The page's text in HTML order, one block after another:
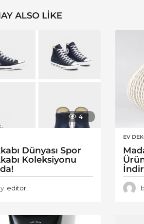
ALSO LIKE
4
Dünyası Spor
Koleksiyonu
editor
EV